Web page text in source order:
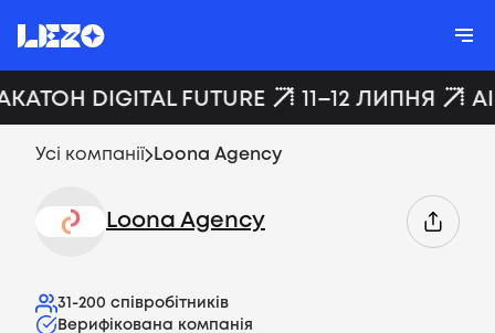
DIGITAL FUTURE 11–12 ЛИПНЯ
Усі компанії Loona Agency
Loona Agency
31-200 співробітників
Верифікована компанія